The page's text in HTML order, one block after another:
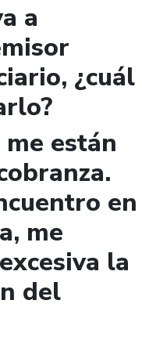
a
¿cuál
están
en
me
la
del